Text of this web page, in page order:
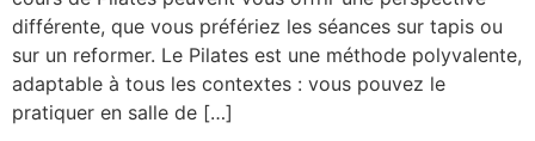
différente, que vous préfériez les séances sur tapis ou
sur un reformer. Le Pilates est une méthode polyvalente,
adaptable à tous les contextes : vous pouvez le
pratiquer en salle de […]